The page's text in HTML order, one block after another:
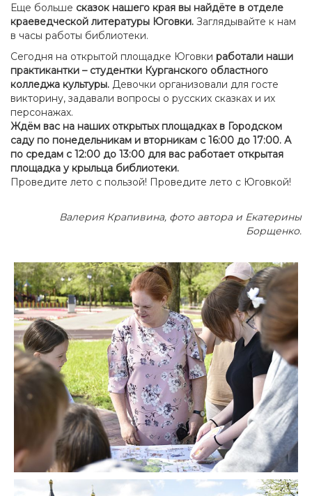
Еще больше сказок нашего края вы найдёте в отделе
краеведческой литературы Юговки. Заглядывайте к нам
в часы работы библиотеки.
Сегодня на открытой площадке Юговки работали наши
практикантки – студентки Курганского областного
колледжа культуры. Девочки организовали для госте
викторину, задавали вопросы о русских сказках и их
персонажах.
Ждём вас на наших открытых площадках в Городском
саду по понедельникам и вторникам с 16:00 до 17:00. А
по средам с 12:00 до 13:00 для вас работает открытая
площадка у крыльца библиотеки.
Проведите лето с пользой! Проведите лето с Юговкой!
Валерия Крапивина, фото автора и Екатерины
Борщенко.